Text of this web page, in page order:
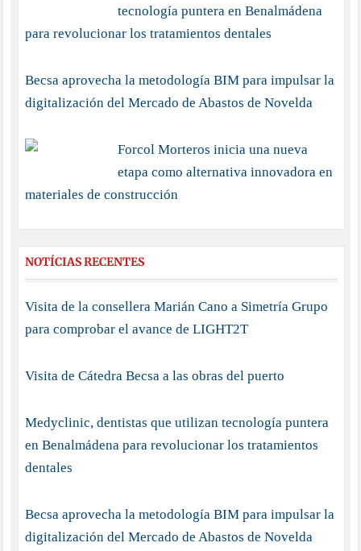
tecnología puntera en Benalmádena
para revolucionar los tratamientos dentales
Becsa aprovecha la metodología BIM para impulsar la
digitalización del Mercado de Abastos de Novelda
Forcol Morteros inicia una nueva
etapa como alternativa innovadora en
materiales de construcción
NOTÍCIAS RECENTES
Visita de la consellera Marián Cano a Simetría Grupo
para comprobar el avance de LIGHT2T
Visita de Cátedra Becsa a las obras del puerto
Medyclinic, dentistas que utilizan tecnología puntera
en Benalmádena para revolucionar los tratamientos
dentales
Becsa aprovecha la metodología BIM para impulsar la
digitalización del Mercado de Abastos de Novelda